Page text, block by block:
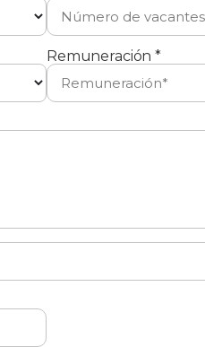
Remuneración *